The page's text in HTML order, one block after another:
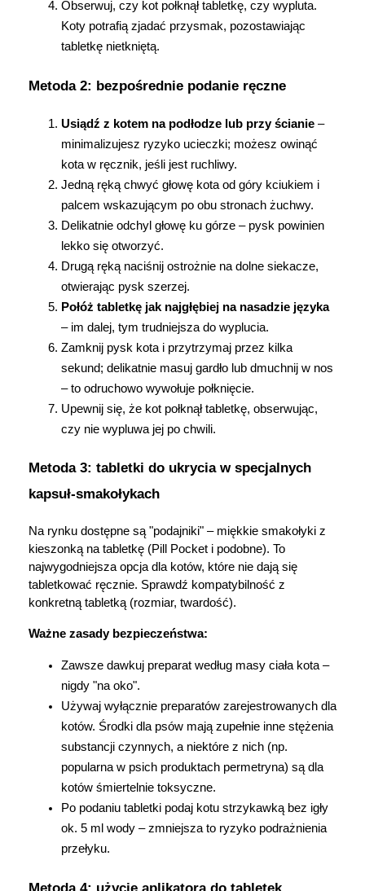
"Ustawienia" lub możesz zaakceptować
ustawienia wszystkich cookies klikając
AKCEPTUJĘ WSZYSTKIE
Ustawienia
Obserwuj, czy kot połknął tabletkę, czy wypluta.
Koty potrafią zjadać przysmak, pozostawiając
tabletkę nietkniętą.
Metoda 2: bezpośrednie podanie ręczne
Usiądź z kotem na podłodze lub przy ścianie –
minimalizujesz ryzyko ucieczki; możesz owinąć
kota w ręcznik, jeśli jest ruchliwy.
Jedną ręką chwyć głowę kota od góry kciukiem i
palcem wskazującym po obu stronach żuchwy.
Delikatnie odchyl głowę ku górze – pysk powinien
lekko się otworzyć.
Drugą ręką naciśnij ostrożnie na dolne siekacze,
otwierając pysk szerzej.
Połóż tabletkę jak najgłębiej na nasadzie języka
– im dalej, tym trudniejsza do wyplucia.
Zamknij pysk kota i przytrzymaj przez kilka
sekund; delikatnie masuj gardło lub dmuchnij w nos
– to odruchowo wywołuje połknięcie.
Upewnij się, że kot połknął tabletkę, obserwując,
czy nie wypluwa jej po chwili.
Metoda 3: tabletki do ukrycia w specjalnych
kapsuł-smakołykach
Na rynku dostępne są "podajniki" – miękkie smakołyki z
kieszonką na tabletkę (Pill Pocket i podobne). To
najwygodniejsza opcja dla kotów, które nie dają się
tabletkować ręcznie. Sprawdź kompatybilność z
konkretną tabletką (rozmiar, twardość).
Ważne zasady bezpieczeństwa:
Zawsze dawkuj preparat według masy ciała kota –
nigdy "na oko".
Używaj wyłącznie preparatów zarejestrowanych dla
kotów. Środki dla psów mają zupełnie inne stężenia
substancji czynnych, a niektóre z nich (np.
popularna w psich produktach permetryna) są dla
kotów śmiertelnie toksyczne.
Po podaniu tabletki podaj kotu strzykawką bez igły
ok. 5 ml wody – zmniejsza to ryzyko podrażnienia
przełyku.
Metoda 4: użycie aplikatora do tabletek